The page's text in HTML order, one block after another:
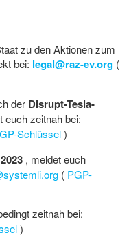
zu den Aktionen zum
bei: legal@raz-ev.org (
der Disrupt-Tesla-
euch zeitnah bei:
Schlüssel)
2023 , meldet euch
( PGP-
zeitnah bei:
)